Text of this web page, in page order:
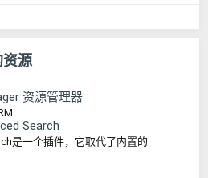
资源
资源管理器
Search
是一个插件，它取代了内置的